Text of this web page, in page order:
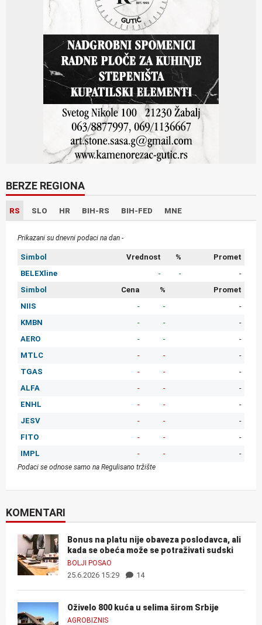
BERZE REGIONA
RS SLO HR BIH-RS BIH-FED MNE
Prikazani su dnevni podaci na dan -
Simbol Vrednost %
Promet
BELEXline
- -
-
Simbol
Cena %
Promet
NIIS
- -
-
KMBN
- -
-
AERO
- -
-
MTLC
- -
-
TGAS
- -
-
ALFA
- -
-
ENHL
- -
-
JESV
- -
-
FITO
- -
-
IMPL
- - -
Podaci se odnose samo na Regulisano tržište
KOMENTARI
Bonus na platu nije obaveza poslodavca, ali
kada se obeća može se potraživati sudski
BOLJI POSAO
25.6.2026 15:29 14
Oživelo 800 kuća u selima širom Srbije
AGROBIZNIS